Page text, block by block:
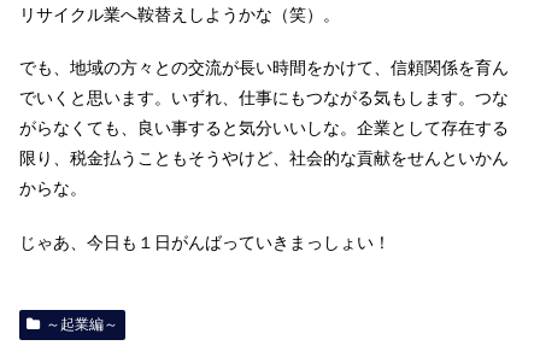
リサイクル業へ鞍替えしようかな（笑）。
でも、地域の方々との交流が長い時間をかけて、信頼関係を育ん
でいくと思います。いずれ、仕事にもつながる気もします。つな
がらなくても、良い事すると気分いいしな。企業として存在する
限り、税金払うこともそうやけど、社会的な貢献をせんといかん
からな。
じゃあ、今日も１日がんばっていきまっしょい！
～起業編～